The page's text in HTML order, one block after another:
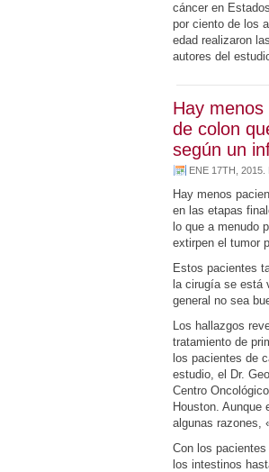
cáncer en
por ciento de los
edad realizaron
autores del
Hay
de colon
según un
ENE 17TH, 2015
Hay menos
en las etapas
lo que a menudo
extirpen el tumor
Estos pacientes
la cirugía se está
general no sea
Los hallazgos
tratamiento de
los pacientes de
estudio, el Dr.
Centro
Houston. Aunque
algunas razones,
Con los
los intestinos